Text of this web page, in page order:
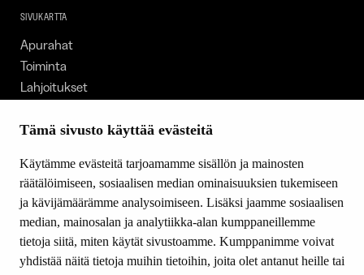
Tämä sivusto käyttää evästeitä
Käytämme evästeitä tarjoamamme sisällön ja mainosten
räätälöimiseen, sosiaalisen median ominaisuuksien tukemiseen
ja kävijämäärämme analysoimiseen. Lisäksi jaamme sosiaalisen
median, mainosalan ja analytiikka-alan kumppaneillemme
tietoja siitä, miten käytät sivustoamme. Kumppanimme voivat
yhdistää näitä tietoja muihin tietoihin, joita olet antanut heille tai
SIVUKARTTA
Apurahat
Toiminta
Lahjoitukset
Ajankohtaista
Yhteystiedot
SEURAA MEITÄ
Facebook